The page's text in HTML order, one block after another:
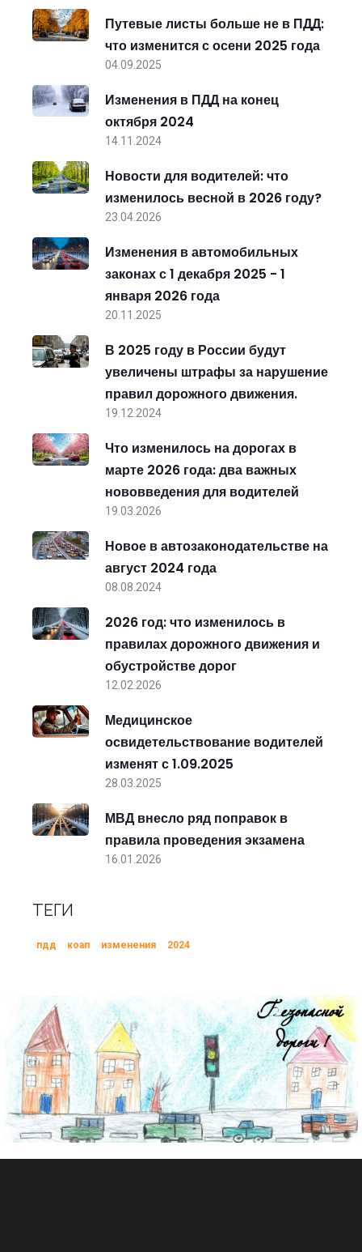
Путевые листы больше не в ПДД:
что изменится с осени 2025 года
04.09.2025
Изменения в ПДД на конец
октября 2024
14.11.2024
Новости для водителей: что
изменилось весной в 2026 году?
23.04.2026
Изменения в автомобильных
законах с 1 декабря 2025 - 1
января 2026 года
20.11.2025
В 2025 году в России будут
увеличены штрафы за нарушение
правил дорожного движения.
19.12.2024
Что изменилось на дорогах в
марте 2026 года: два важных
нововведения для водителей
19.03.2026
Новое в автозаконодательстве на
август 2024 года
08.08.2024
2026 год: что изменилось в
правилах дорожного движения и
обустройстве дорог
12.02.2026
Медицинское
освидетельствование водителей
изменят с 1.09.2025
28.03.2025
МВД внесло ряд поправок в
правила проведения экзамена
16.01.2026
ТЕГИ
пдд коап изменения 2024